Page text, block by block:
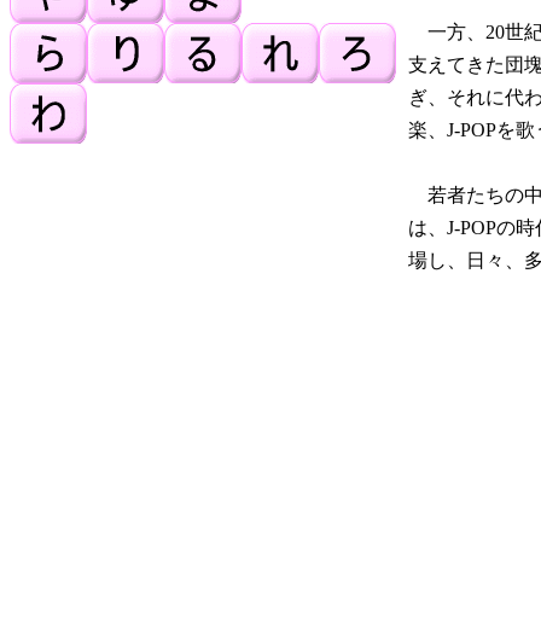
一方、20世
支えてきた団
ぎ、それに代
楽、J-POPを
若者たちの
は、J-POPの
場し、日々、